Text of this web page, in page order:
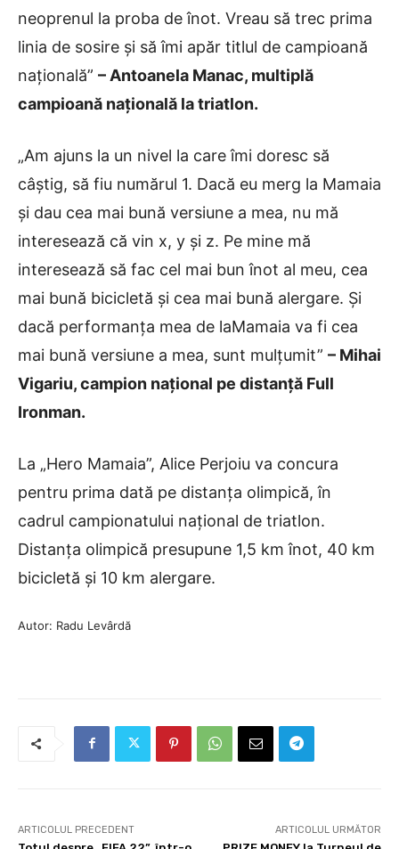
neoprenul la proba de înot. Vreau să trec prima
linia de sosire și să îmi apăr titlul de campioană
națională” – Antoanela Manac, multiplă
campioană națională la triatlon.
„Am ajuns la un nivel la care îmi doresc să
câștig, să fiu numărul 1. Dacă eu merg la Mamaia
și dau cea mai bună versiune a mea, nu mă
interesează că vin x, y și z. Pe mine mă
interesează să fac cel mai bun înot al meu, cea
mai bună bicicletă și cea mai bună alergare. Și
dacă performanța mea de laMamaia va fi cea
mai bună versiune a mea, sunt mulțumit” – Mihai
Vigariu, campion național pe distanță Full
Ironman.
La „Hero Mamaia”, Alice Perjoiu va concura
pentru prima dată pe distanța olimpică, în
cadrul campionatului național de triatlon.
Distanța olimpică presupune 1,5 km înot, 40 km
bicicletă și 10 km alergare.
Autor: Radu Levârdă
ARTICOLUL PRECEDENT ARTICOLUL URMĂTOR